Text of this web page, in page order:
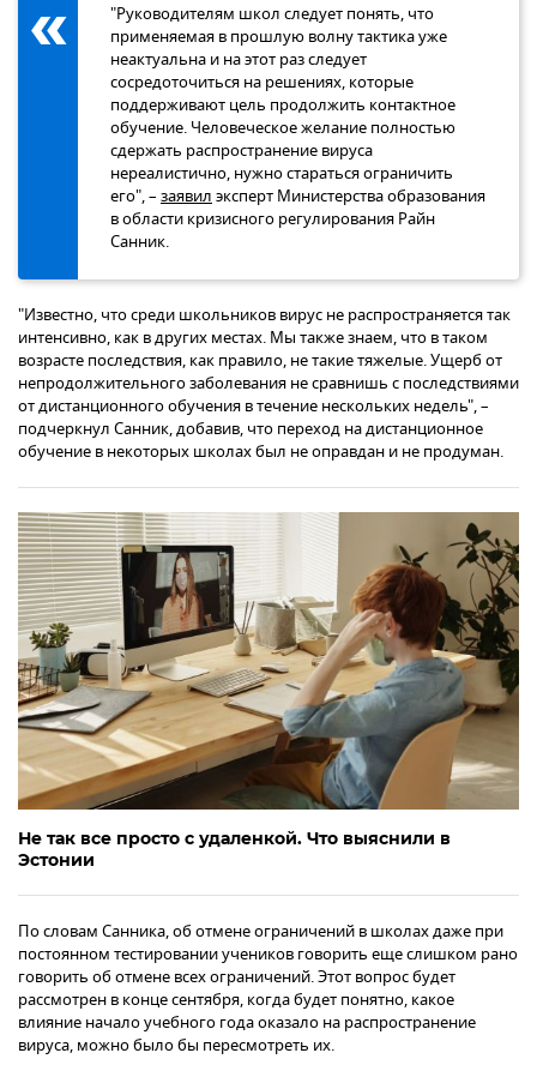
"Руководителям школ следует понять, что
применяемая в прошлую волну тактика уже
неактуальна и на этот раз следует
сосредоточиться на решениях, которые
поддерживают цель продолжить контактное
обучение. Человеческое желание полностью
сдержать распространение вируса
нереалистично, нужно стараться ограничить
его", – заявил эксперт Министерства образования
в области кризисного регулирования Райн
Санник.
"Известно, что среди школьников вирус не распространяется так
интенсивно, как в других местах. Мы также знаем, что в таком
возрасте последствия, как правило, не такие тяжелые. Ущерб от
непродолжительного заболевания не сравнишь с последствиями
от дистанционного обучения в течение нескольких недель", –
подчеркнул Санник, добавив, что переход на дистанционное
обучение в некоторых школах был не оправдан и не продуман.
Не так все просто с удаленкой. Что выяснили в
Эстонии
По словам Санника, об отмене ограничений в школах даже при
постоянном тестировании учеников говорить еще слишком рано
говорить об отмене всех ограничений. Этот вопрос будет
рассмотрен в конце сентября, когда будет понятно, какое
влияние начало учебного года оказало на распространение
вируса, можно было бы пересмотреть их.